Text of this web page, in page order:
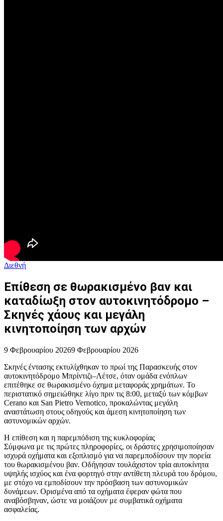
Διεθνή
Επίθεση σε θωρακισμένο βαν και
καταδίωξη στον αυτοκινητόδρομο –
Σκηνές χάους και μεγάλη
κινητοποίηση των αρχών
9 Φεβρουαρίου 20269 Φεβρουαρίου 2026
Σκηνές έντασης εκτυλίχθηκαν το πρωί της Παρασκευής στον
αυτοκινητόδρομο Μπρίντιζι–Λέτσε, όταν ομάδα ενόπλων
επιτέθηκε σε θωρακισμένο όχημα μεταφοράς χρημάτων. Το
περιστατικό σημειώθηκε λίγο πριν τις 8:00, μεταξύ των κόμβων
Cerano και San Pietro Vernotico, προκαλώντας μεγάλη
αναστάτωση στους οδηγούς και άμεση κινητοποίηση των
αστυνομικών αρχών.
Η επίθεση και η παρεμπόδιση της κυκλοφορίας
Σύμφωνα με τις πρώτες πληροφορίες, οι δράστες χρησιμοποίησαν
ισχυρά οχήματα και εξοπλισμό για να παρεμποδίσουν την πορεία
του θωρακισμένου βαν. Οδήγησαν τουλάχιστον τρία αυτοκίνητα
υψηλής ισχύος και ένα φορτηγό στην αντίθετη πλευρά του δρόμου,
με στόχο να εμποδίσουν την πρόσβαση των αστυνομικών
δυνάμεων. Ορισμένα από τα οχήματα έφεραν φώτα που
αναβόσβηναν, ώστε να μοιάζουν με συμβατικά οχήματα
ασφαλείας.